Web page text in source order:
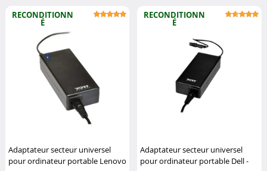
RECONDITIONN
É
Adaptateur secteur universel
pour ordinateur portable Lenovo
RECONDITIONN
É
Adaptateur secteur universel
pour ordinateur portable Dell -